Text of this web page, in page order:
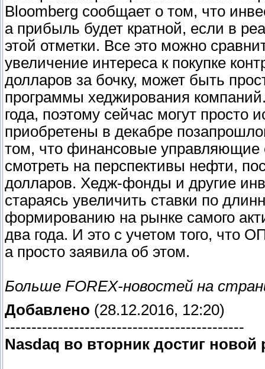
Bloomberg сообщает о том, что
а прибыль будет кратной, если в
этой отметки. Все это можно
увеличение интереса к покупке
долларов за бочку, может быть
программы хеджирования
года, поэтому сейчас могут просто
приобретены в декабре
том, что финансовые управляющие
смотреть на перспективы нефти,
долларов. Хедж-фонды и другие
стараясь увеличить ставки по
формированию на рынке самого
два года. И это с учетом того, что
а просто заявила об этом.
Больше FOREX-новостей на
Добавлено (28.12.2016, 12:20)
---------------------------------------------
Nasdaq во вторник достиг новой